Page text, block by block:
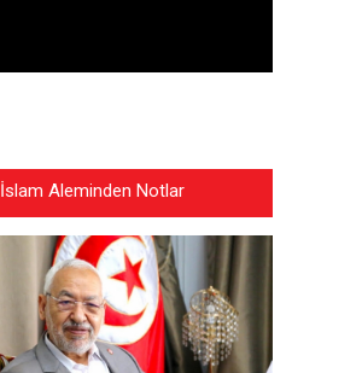
İslam Aleminden Notlar